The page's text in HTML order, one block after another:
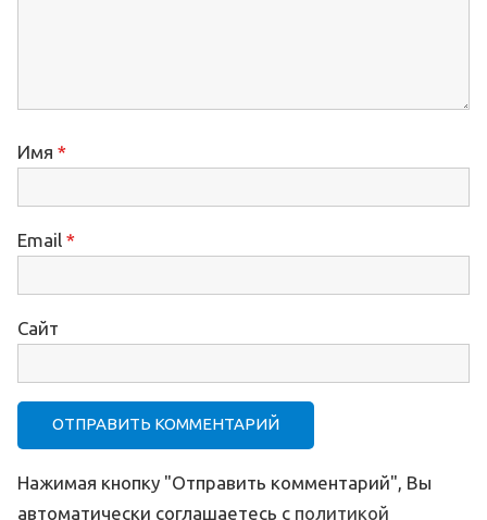
Имя *
Email *
Сайт
Нажимая кнопку "Отправить комментарий", Вы
автоматически соглашаетесь с политикой